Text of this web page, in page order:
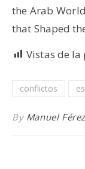
the Arab
that Shaped
Vistas de
conflictos
By Manuel